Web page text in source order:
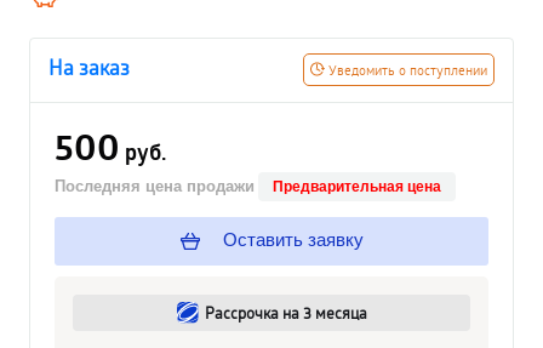
Уведомить о поступлении
На заказ
500 руб.
Последняя цена продажи Предварительная цена
Оставить заявку
Рассрочка на 3 месяца